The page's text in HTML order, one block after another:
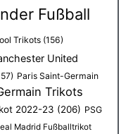
Fußball
Trikots (156)
United
Paris Saint-Germain
Trikots
2022-23 (206) PSG
Madrid Fußballtrikot